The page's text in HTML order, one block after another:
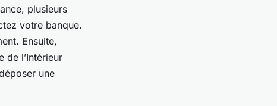
plusieurs
votre banque.
Ensuite,
de l’Intérieur
une